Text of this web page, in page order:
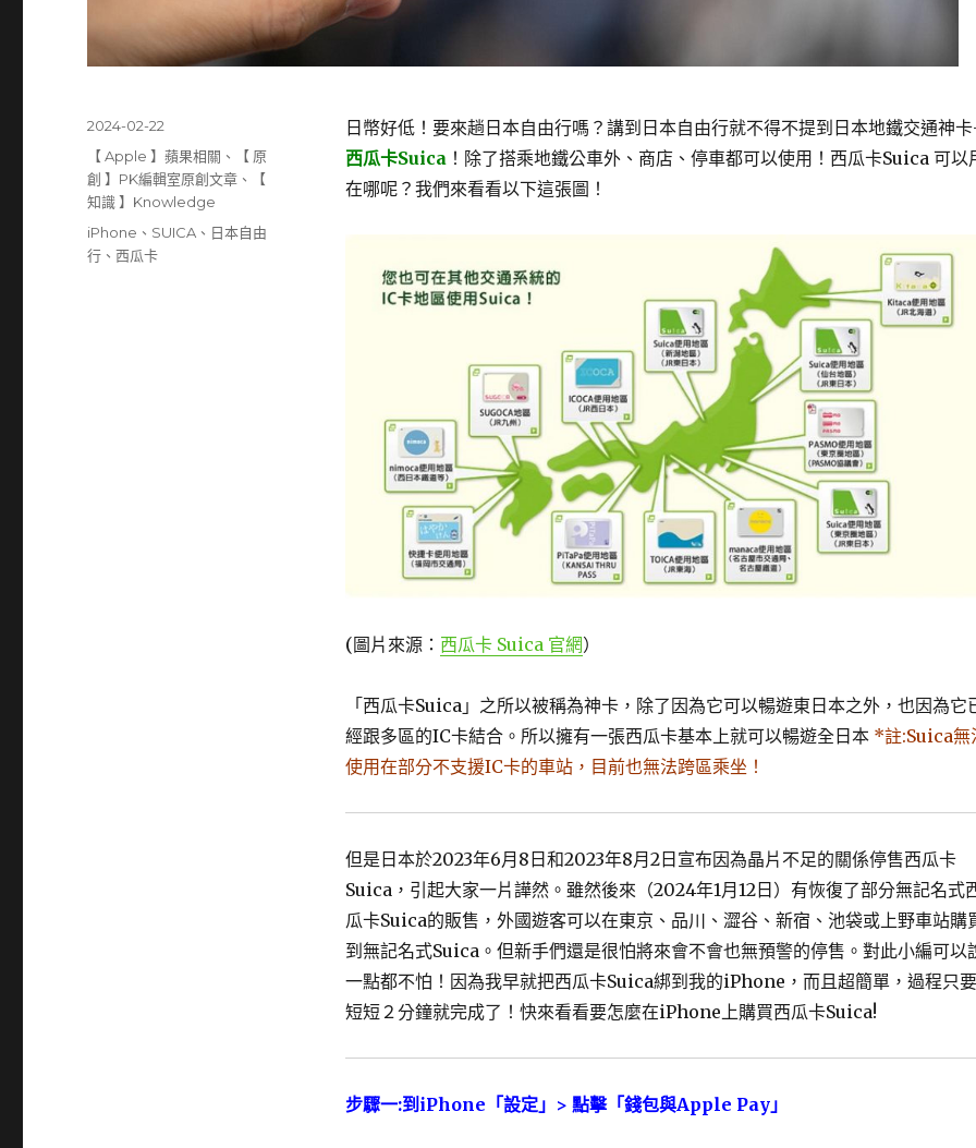
日幣好低！要來趟日本自由行嗎？講到日本自由行就不得不提到日本地鐵交通神
西瓜卡Suica ！除了搭乘地鐵公車外、商店、停車都可以使用！西瓜卡Suica 可以
在哪呢？我們來看看以下這張圖！
(圖片來源： 西瓜卡 Suica 官網）
「西瓜卡Suica」之所以被稱為神卡，除了因為它可以暢遊東日本之外，也因為它
經跟多區的IC卡結合。所以擁有一張西瓜卡基本上就可以暢遊全日本 *註:Suica無
使用在部分不支援IC卡的車站，目前也無法跨區乘坐！
但是日本於2023年6月8日和2023年8月2日宣布因為晶片不足的關係停售西瓜卡
Suica，引起大家一片譁然。雖然後來（2024年1月12日）有恢復了部分無記名式
瓜卡Suica的販售，外國遊客可以在東京、品川、澀谷、新宿、池袋或上野車站購
到無記名式Suica。但新手們還是很怕將來會不會也無預警的停售。對此小編可以
一點都不怕！因為我早就把西瓜卡Suica綁到我的iPhone，而且超簡單，過程只要
短短２分鐘就完成了！快來看看要怎麼在iPhone上購買西瓜卡Suica!
步驟一:到iPhone「設定」> 點擊「錢包與Apple Pay」
發
佈
日
期:
2024-02-22
分
類
【 Apple 】蘋果相關 、
【 原
創 】PK編輯室原創文章 、
【
知識 】Knowledge
標
籤
iPhone 、 SUICA 、 日本自由
行 、西瓜卡